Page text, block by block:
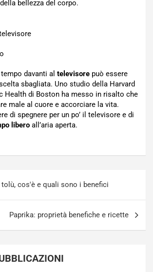
bellezza del corpo.
davanti al televisore può essere
sbagliata. Uno studio della Harvard
Health di Boston ha messo in risalto che
male al cuore e accorciare la vita.
di spegnere per un po’ il televisore e di
libero all’aria aperta.
cos'è e quali sono i benefici
Paprika: proprietà benefiche e ricette